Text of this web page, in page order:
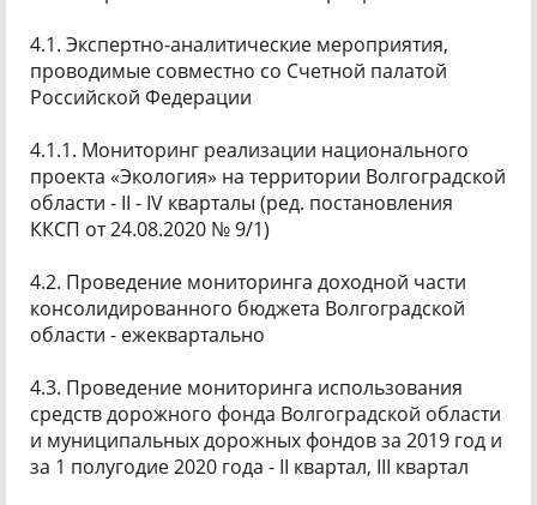
4.1. Экспертно-аналитические мероприятия,
проводимые совместно со Счетной палатой
Российской Федерации
4.1.1. Мониторинг реализации национального
проекта «Экология» на территории Волгоградской
области - II - IV кварталы (ред. постановления
ККСП от 24.08.2020 № 9/1)
4.2. Проведение мониторинга доходной части
консолидированного бюджета Волгоградской
области - ежеквартально
4.3. Проведение мониторинга использования
средств дорожного фонда Волгоградской области
и муниципальных дорожных фондов за 2019 год и
за 1 полугодие 2020 года - II квартал, III квартал